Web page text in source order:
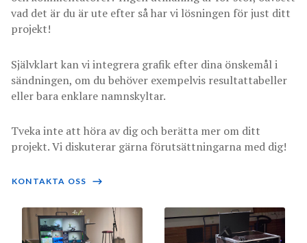
vad det är du är ute efter så har vi lösningen för just ditt
projekt!
Självklart kan vi integrera grafik efter dina önskemål i
sändningen, om du behöver exempelvis resultattabeller
eller bara enklare namnskyltar.
Tveka inte att höra av dig och berätta mer om ditt
projekt. Vi diskuterar gärna förutsättningarna med dig!
KONTAKTA OSS ⟶